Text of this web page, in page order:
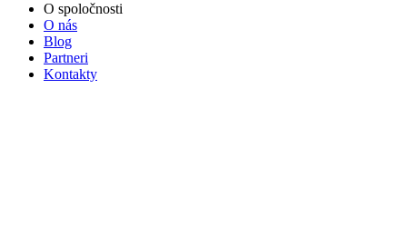
O spoločnosti
O nás
Blog
Partneri
Kontakty